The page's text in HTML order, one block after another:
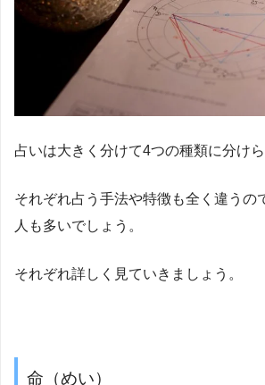
占いは大きく分けて4つの種類に分けら
それぞれ占う手法や特徴も全く違うの
人も多いでしょう。
それぞれ詳しく見ていきましょう。
命（めい）